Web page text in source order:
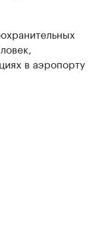
в аэропорту